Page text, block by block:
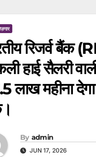
रिजर्व बैंक
हाई सैलरी
लाख महीना देगा
By admin
JUN 17, 2026